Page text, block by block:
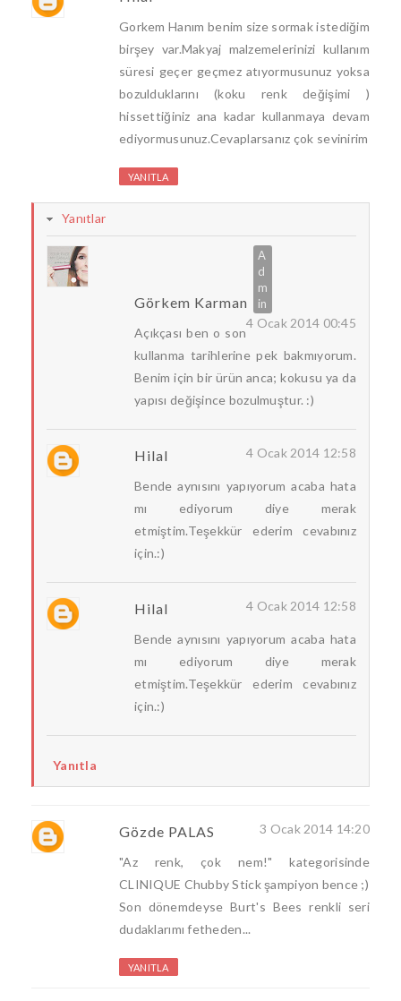
Gorkem Hanım benim size sormak istediğim
birşey var.Makyaj malzemelerinizi kullanım
süresi geçer geçmez atıyormusunuz yoksa
bozulduklarını (koku renk değişimi )
hissettiğiniz ana kadar kullanmaya devam
ediyormusunuz.Cevaplarsanız çok sevinirim
YANITLA
Yanıtlar
Görkem Karman
4 Ocak 2014 00:45
Açıkçası ben o son
kullanma tarihlerine pek bakmıyorum.
Benim için bir ürün anca; kokusu ya da
yapısı değişince bozulmuştur. :)
Hilal 4 Ocak 2014 12:58
Bende aynısını yapıyorum acaba hata
mı ediyorum diye merak
etmiştim.Teşekkür ederim cevabınız
için.:)
Hilal 4 Ocak 2014 12:58
Bende aynısını yapıyorum acaba hata
mı ediyorum diye merak
etmiştim.Teşekkür ederim cevabınız
için.:)
Yanıtla
Gözde PALAS 3 Ocak 2014 14:20
"Az renk, çok nem!" kategorisinde
CLINIQUE Chubby Stick şampiyon bence ;)
Son dönemdeyse Burt's Bees renkli seri
dudaklarımı fetheden...
YANITLA